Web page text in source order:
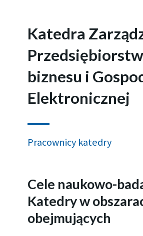
Katedra
biznesu i
Elektronicznej
Pracownicy katedry
Cele naukowo-
Katedry w
obejmujących